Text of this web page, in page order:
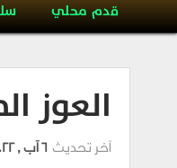
قدم محلي
العوز
آخر تحديث 6 آب , 2022